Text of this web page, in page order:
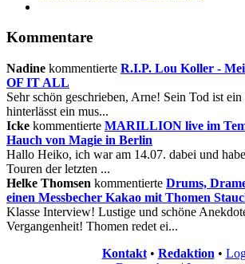
Kommentare
Nadine kommentierte R.I.P. Lou Koller -
OF IT ALL
Sehr schön geschrieben, Arne! Sein Tod ist
hinterlässt ein mus...
Icke kommentierte MARILLION live im
Hauch von Magie in Berlin
Hallo Heiko, ich war am 14.07. dabei und
Touren der letzten ...
Helke Thomsen kommentierte Drums,
einen Messbecher Kakao mit Thomen
Klasse Interview! Lustige und schöne
Vergangenheit! Thomen redet ei...
Kontakt• Redaktion •